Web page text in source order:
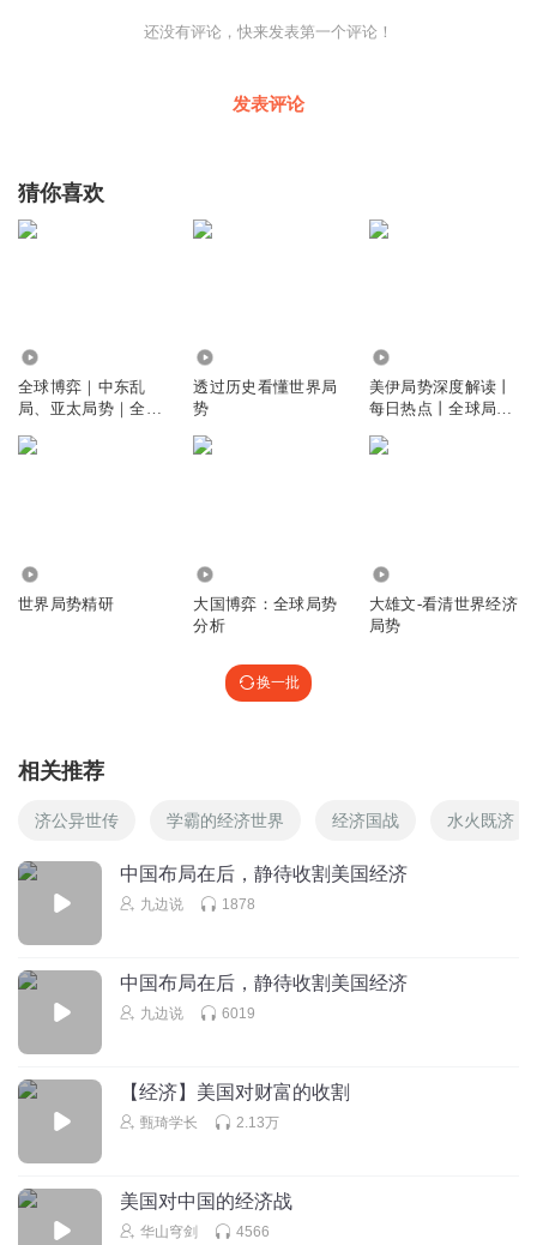
还没有评论，快来发表第一个评论！
发表评论
猜你喜欢
全球博弈｜中东乱
局、亚太局势｜全球
透过历史看懂世界局
势
美伊局势深度解读丨
每日热点丨全球局势
世界局势精研
大国博弈：全球局势
分析
大雄文-看清世界经济
局势
换一批
相关推荐
济公异世传 学霸的经济世界 经济国战 水火既济
中国布局在后，静待收割美国经济
九边说 1878
中国布局在后，静待收割美国经济
九边说 6019
【经济】美国对财富的收割
甄琦学长 2.13万
美国对中国的经济战
华山穹剑 4566